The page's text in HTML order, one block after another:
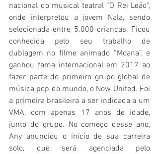
nacional do musical teatral “O Rei Leão”,
onde interpretou a jovem Nala, sendo
selecionada entre 5.000 crianças. Ficou
conhecida pelo seu trabalho de
dublagem no filme animado “Moana”, e
ganhou fama internacional em 2017 ao
fazer parte do primeiro grupo global de
música pop do mundo, o Now United. Foi
a primeira brasileira a ser indicada a um
VMA, com apenas 17 anos de idade,
junto do grupo. No começo desse ano,
Any anunciou o início de sua carreira
solo, que será agenciada pelo